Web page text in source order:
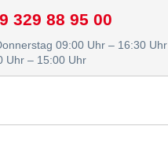
329 88 95 00
09:00 Uhr – 16:30 Uhr
Uhr – 15:00 Uhr